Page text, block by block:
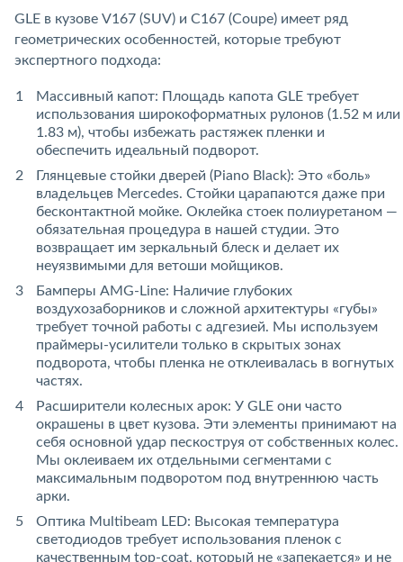
GLE в кузове V167 (SUV) и C167 (Coupe) имеет ряд
геометрических особенностей, которые требуют
экспертного подхода:
Массивный капот: Площадь капота GLE требует
использования широкоформатных рулонов (1.52 м или
1.83 м), чтобы избежать растяжек пленки и
обеспечить идеальный подворот.
Глянцевые стойки дверей (Piano Black): Это «боль»
владельцев Mercedes. Стойки царапаются даже при
бесконтактной мойке. Оклейка стоек полиуретаном —
обязательная процедура в нашей студии. Это
возвращает им зеркальный блеск и делает их
неуязвимыми для ветоши мойщиков.
Бамперы AMG-Line: Наличие глубоких
воздухозаборников и сложной архитектуры «губы»
требует точной работы с адгезией. Мы используем
праймеры-усилители только в скрытых зонах
подворота, чтобы пленка не отклеивалась в вогнутых
частях.
Расширители колесных арок: У GLE они часто
окрашены в цвет кузова. Эти элементы принимают на
себя основной удар пескоструя от собственных колес.
Мы оклеиваем их отдельными сегментами с
максимальным подворотом под внутреннюю часть
арки.
Оптика Multibeam LED: Высокая температура
светодиодов требует использования пленок с
качественным top-coat, который не «запекается» и не